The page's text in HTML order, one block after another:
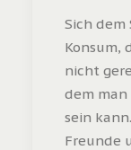
Sich dem
Konsum,
nicht
dem
sein
Freunde